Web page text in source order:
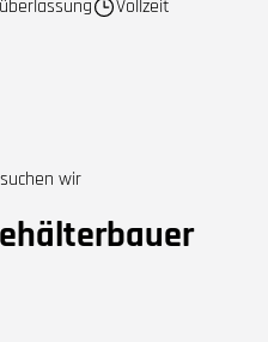
Vollzeit
wir